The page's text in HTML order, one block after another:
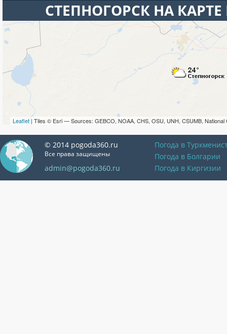
СТЕПНОГОРСК НА
Leaflet | Tiles © Esri — Sources: GEBCO, NOAA, CHS, OSU, UNH, CSUMB, National
© 2014 pogoda360.ru
Все права защищены
admin@pogoda360.ru
Погода в
Погода в Болгарии
Погода в Киргизии